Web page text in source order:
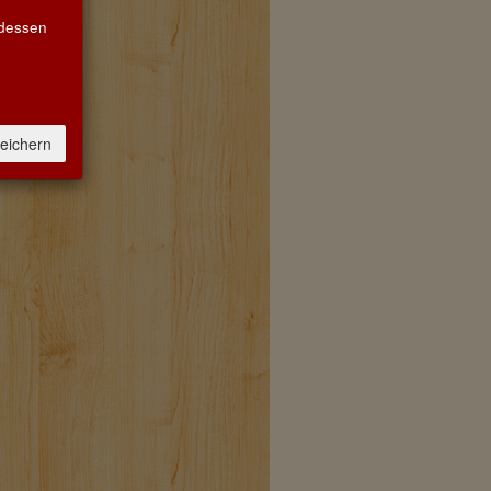
Unser
Abhol- und Lieferservice ist
aktiv.Bitte rufen Sie uns an: